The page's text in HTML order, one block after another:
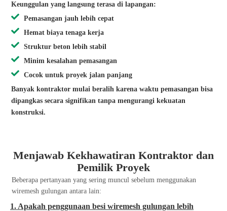
Keunggulan yang langsung terasa di lapangan:
Pemasangan jauh lebih cepat
Hemat biaya tenaga kerja
Struktur beton lebih stabil
Minim kesalahan pemasangan
Cocok untuk proyek jalan panjang
Banyak kontraktor mulai beralih karena waktu pemasangan bisa
dipangkas secara signifikan tanpa mengurangi kekuatan
konstruksi.
Menjawab Kekhawatiran Kontraktor dan
Pemilik Proyek
Beberapa pertanyaan yang sering muncul sebelum menggunakan
wiremesh gulungan antara lain:
1. Apakah penggunaan besi wiremesh gulungan lebih